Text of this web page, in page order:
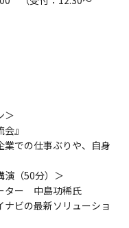
＞
』
での仕事ぶりや、自身
（50分）＞
ー 中島功稀氏
ビの最新ソリューショ